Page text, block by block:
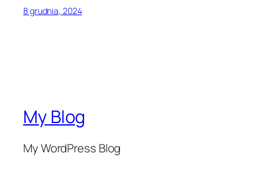
8 grudnia, 2024
My Blog
My WordPress Blog